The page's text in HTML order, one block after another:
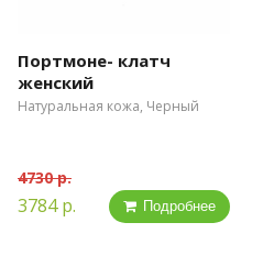
Портмоне- клатч
женский
Натуральная кожа, Черный
4730 р.
3784 р. Подробнее